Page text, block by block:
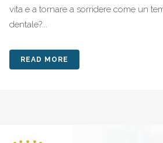
vita e a tornare a sorridere come un
dentale?...
READ MORE